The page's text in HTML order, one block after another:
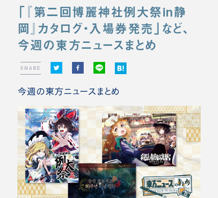
「『第二回博麗神社例大祭in静
岡』カタログ・入場券発売」など、
今週の東方ニュースまとめ
SHARE
今週の東方ニュースまとめ